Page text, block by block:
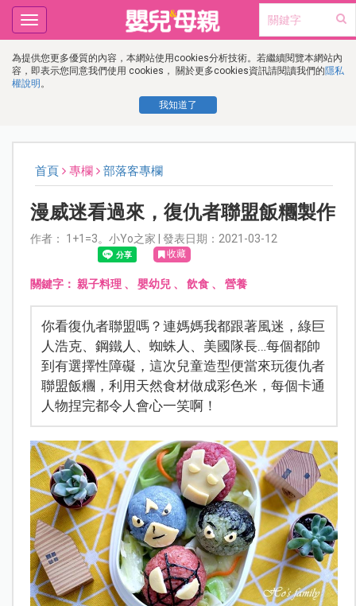
為提供您更多優質的內容，本網站使用cookies分析技術。若繼續閱覽本網站內
容，即表示您同意我們使用 cookies， 關於更多cookies資訊請閱讀我們的隱私
權說明 。
我知道了
Toggle
navigation
首頁 專欄 部落客專欄
漫威迷看過來，復仇者聯盟飯糰製作
作者： 1+1=3。小Yo之家 | 發表日期：2021-03-12
收藏
關鍵字： 親子料理、 嬰幼兒、 飲食、 營養
你看復仇者聯盟嗎？連媽媽我都跟著風迷，綠巨
人浩克、鋼鐵人、蜘蛛人、美國隊長…每個都帥
到有選擇性障礙，這次兒童造型便當來玩復仇者
聯盟飯糰，利用天然食材做成彩色米，每個卡通
人物捏完都令人會心一笑啊！